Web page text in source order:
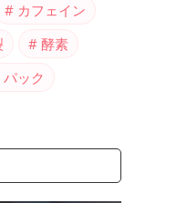
カフェイン
酵素
パック